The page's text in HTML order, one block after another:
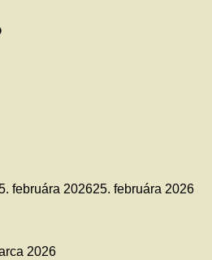
februára 202625. februára 2026
2026